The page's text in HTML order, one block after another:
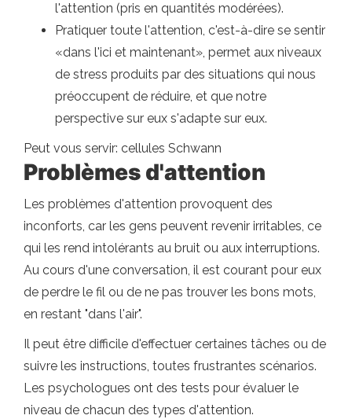
l'attention (pris en quantités modérées).
Pratiquer toute l'attention, c'est-à-dire se sentir
«dans l'ici et maintenant», permet aux niveaux
de stress produits par des situations qui nous
préoccupent de réduire, et que notre
perspective sur eux s'adapte sur eux.
Peut vous servir: cellules Schwann
Problèmes d'attention
Les problèmes d'attention provoquent des
inconforts, car les gens peuvent revenir irritables, ce
qui les rend intolérants au bruit ou aux interruptions.
Au cours d'une conversation, il est courant pour eux
de perdre le fil ou de ne pas trouver les bons mots,
en restant "dans l'air".
Il peut être difficile d'effectuer certaines tâches ou de
suivre les instructions, toutes frustrantes scénarios.
Les psychologues ont des tests pour évaluer le
niveau de chacun des types d'attention.